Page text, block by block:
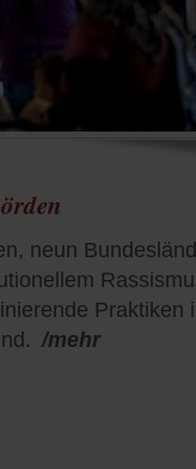
neun
Praktiken
/mehr